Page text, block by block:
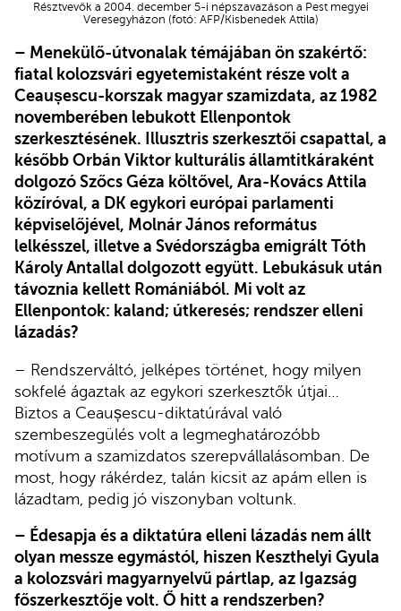
Résztvevők a 2004. december 5-i népszavazáson a Pest megyei
Veresegyházon (fotó: AFP/Kisbenedek Attila)
– Menekülő-útvonalak témájában ön szakértő:
fiatal kolozsvári egyetemistaként része volt a
Ceaușescu-korszak magyar szamizdata, az 1982
novemberében lebukott Ellenpontok
szerkesztésének. Illusztris szerkesztői csapattal, a
később Orbán Viktor kulturális államtitkáraként
dolgozó Szőcs Géza költővel, Ara-Kovács Attila
közíróval, a DK egykori európai parlamenti
képviselőjével, Molnár János református
lelkésszel, illetve a Svédországba emigrált Tóth
Károly Antallal dolgozott együtt. Lebukásuk után
távoznia kellett Romániából. Mi volt az
Ellenpontok: kaland; útkeresés; rendszer elleni
lázadás?
– Rendszerváltó, jelképes történet, hogy milyen
sokfelé ágaztak az egykori szerkesztők útjai…
Biztos a Ceaușescu-diktatúrával való
szembeszegülés volt a legmeghatározóbb
motívum a szamizdatos szerepvállalásomban. De
most, hogy rákérdez, talán kicsit az apám ellen is
lázadtam, pedig jó viszonyban voltunk.
– Édesapja és a diktatúra elleni lázadás nem állt
olyan messze egymástól, hiszen Keszthelyi Gyula
a kolozsvári magyarnyelvű pártlap, az Igazság
főszerkesztője volt. Ő hitt a rendszerben?